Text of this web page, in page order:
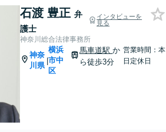
石渡 豊正 弁
護士
インタビューを
見る
神奈川総合法律事務所
神奈
川県
|
横浜
市中
区
馬車道駅か
ら徒歩3分
営業時間：本
日定休日